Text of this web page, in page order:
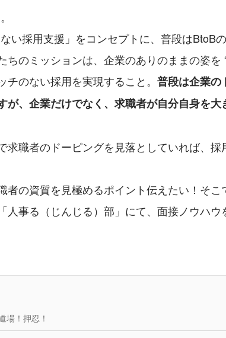
い採用支援」をコンセプトに、普段はBtoB
ちのミッションは、企業のありのままの姿を
チのない採用を実現すること。 普段は企業の
が、企業だけでなく、求職者が自分自身を大
求職者のドーピングを見落としていれば、採
者の資質を見極めるポイント伝えたい！そこ
人事る（じんじる）部」にて、面接ノウハウ
場！押忍！